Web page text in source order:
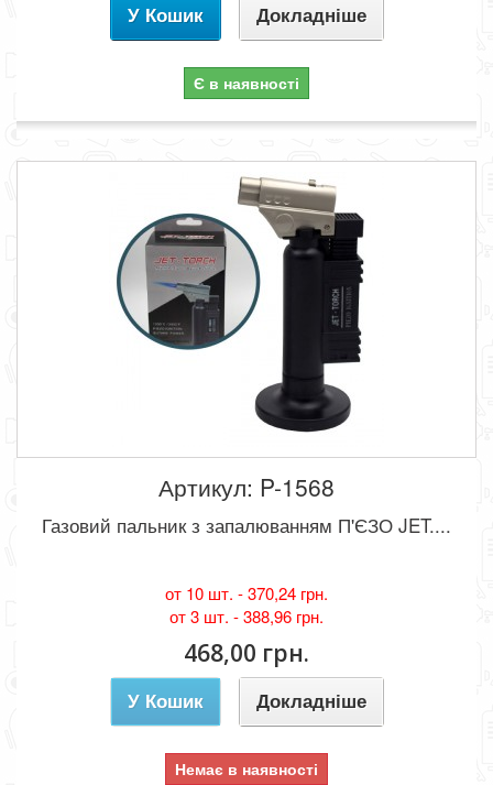
У Кошик Докладніше
Є в наявності
Артикул: P-1568
Газовий пальник з запалюванням П'ЄЗО JET....
от 10 шт. -370,24 грн.
от 3 шт. -388,96 грн.
468,00 грн.
У Кошик Докладніше
Немає в наявності